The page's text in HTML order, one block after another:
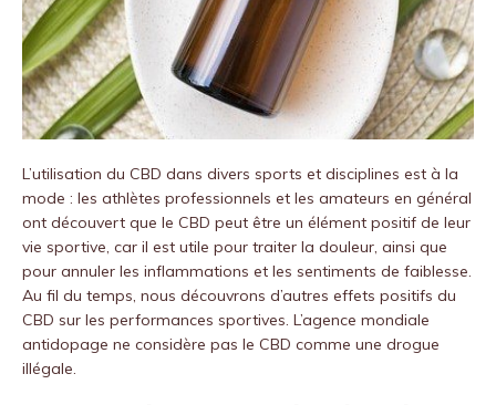
L’utilisation du CBD dans divers sports et disciplines est à la
mode : les athlètes professionnels et les amateurs en général
ont découvert que le CBD peut être un élément positif de leur
vie sportive, car il est utile pour traiter la douleur, ainsi que
pour annuler les inflammations et les sentiments de faiblesse.
Au fil du temps, nous découvrons d’autres effets positifs du
CBD sur les performances sportives. L’agence mondiale
antidopage ne considère pas le CBD comme une drogue
illégale.